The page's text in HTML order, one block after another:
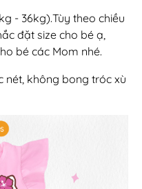
- 36kg).Tùy theo chiều
đặt size cho bé ạ,
bé các Mom nhé.
nét, không bong tróc xù